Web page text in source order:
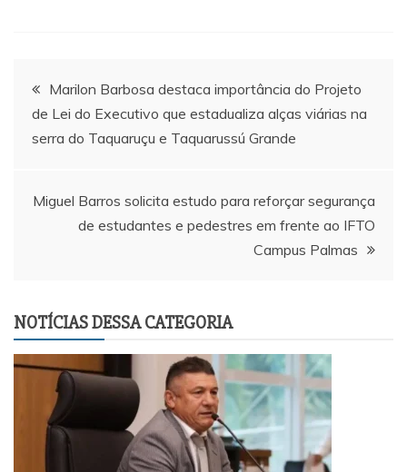
Navegação
de
Marilon Barbosa destaca importância do Projeto
de Lei do Executivo que estadualiza alças viárias na
serra do Taquaruçu e Taquarussú Grande
Miguel Barros solicita estudo para reforçar segurança
de estudantes e pedestres em frente ao IFTO
Campus Palmas
NOTÍCIAS DESSA CATEGORIA